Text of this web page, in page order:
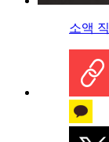
소액